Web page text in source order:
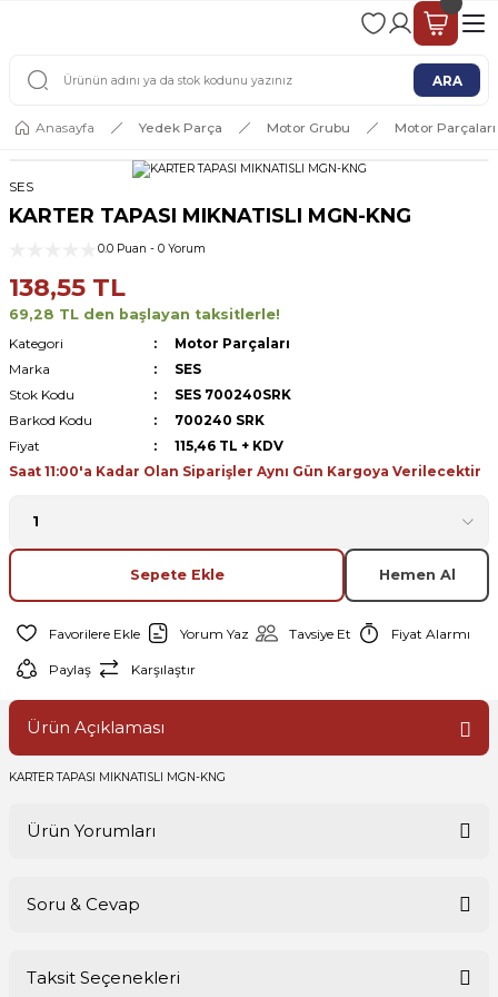
2 - 4 İŞ GÜNÜ İÇERİSİNDE KARGO
ARA
Anasayfa Yedek Parça Motor Grubu Motor Parçaları
SES
KARTER TAPASI MIKNATISLI MGN-KNG
0.0 Puan - 0 Yorum
138,55 TL
69,28 TL den başlayan taksitlerle!
Kategori
Motor Parçaları
Marka
SES
Stok Kodu
SES 700240SRK
Barkod Kodu
700240 SRK
Fiyat
115,46 TL + KDV
Saat 11:00'a Kadar Olan Siparişler Aynı Gün Kargoya Verilecektir
Sepete Ekle Hemen Al
Yorum Yaz Tavsiye Et Fiyat Alarmı
Paylaş Karşılaştır
Ürün Açıklaması
KARTER TAPASI MIKNATISLI MGN-KNG
Ürün Yorumları
Soru & Cevap
Taksit Seçenekleri